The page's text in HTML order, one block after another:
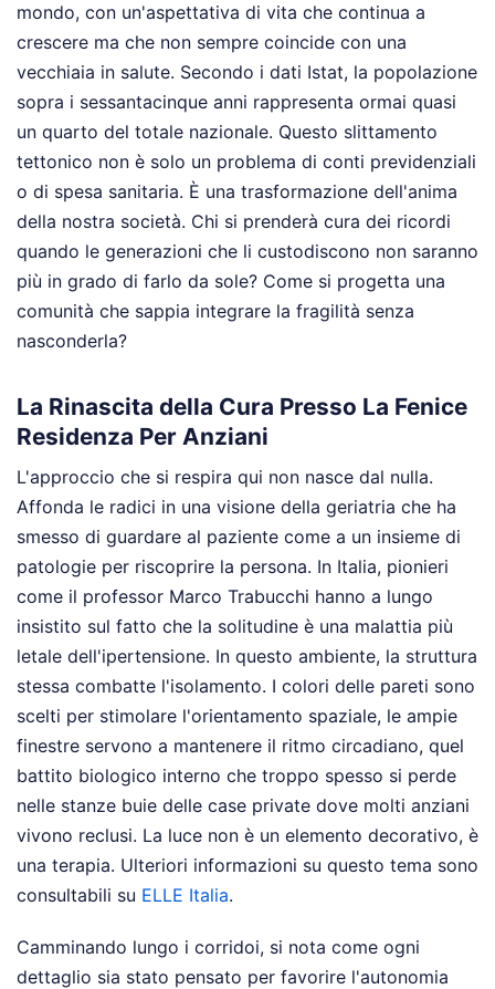
mondo, con un'aspettativa di vita che continua a
crescere ma che non sempre coincide con una
vecchiaia in salute. Secondo i dati Istat, la popolazione
sopra i sessantacinque anni rappresenta ormai quasi
un quarto del totale nazionale. Questo slittamento
tettonico non è solo un problema di conti previdenziali
o di spesa sanitaria. È una trasformazione dell'anima
della nostra società. Chi si prenderà cura dei ricordi
quando le generazioni che li custodiscono non saranno
più in grado di farlo da sole? Come si progetta una
comunità che sappia integrare la fragilità senza
nasconderla?
La Rinascita della Cura Presso La Fenice
Residenza Per Anziani
L'approccio che si respira qui non nasce dal nulla.
Affonda le radici in una visione della geriatria che ha
smesso di guardare al paziente come a un insieme di
patologie per riscoprire la persona. In Italia, pionieri
come il professor Marco Trabucchi hanno a lungo
insistito sul fatto che la solitudine è una malattia più
letale dell'ipertensione. In questo ambiente, la struttura
stessa combatte l'isolamento. I colori delle pareti sono
scelti per stimolare l'orientamento spaziale, le ampie
finestre servono a mantenere il ritmo circadiano, quel
battito biologico interno che troppo spesso si perde
nelle stanze buie delle case private dove molti anziani
vivono reclusi. La luce non è un elemento decorativo, è
una terapia. Ulteriori informazioni su questo tema sono
consultabili su ELLE Italia.
Camminando lungo i corridoi, si nota come ogni
dettaglio sia stato pensato per favorire l'autonomia